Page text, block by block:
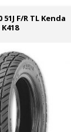
51J F/R TL Kenda
K418